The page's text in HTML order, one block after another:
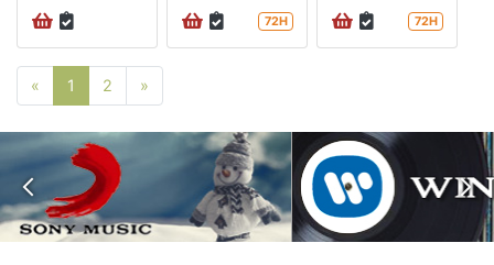
72H 72H
« Poprzednia strona
1 2 »